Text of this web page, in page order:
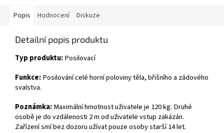
Popis Hodnocení Diskuze
Detailní popis produktu
Typ produktu:Posilovací
Funkce:Posilování celé horní poloviny těla, břišního a zádového
svalstva.
Poznámka:Maximální hmotnost uživatele je 120 kg. Druhé
osobě je do vzdálenosti 2 m od uživatele vstup zakázán.
Zařízení smí bez dozoru užívat pouze osoby starší 14 let.